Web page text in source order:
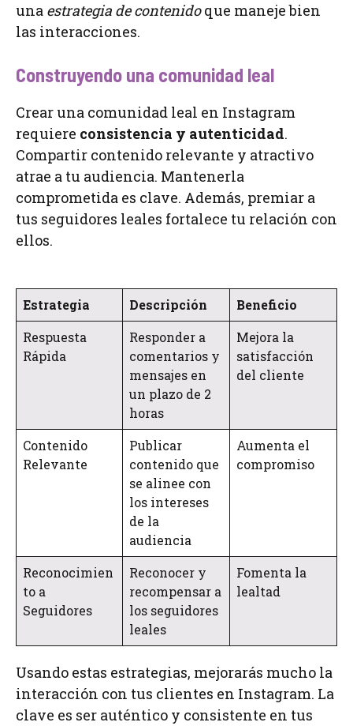
una estrategia de contenidoque maneje bien
las interacciones.
Construyendo una comunidad leal
Crear una comunidad leal en Instagram
requiere consistencia y autenticidad.
Compartir contenido relevante y atractivo
atrae a tu audiencia. Mantenerla
comprometida es clave. Además, premiar a
tus seguidores leales fortalece tu relación con
ellos.
Estrategia Descripción
Beneficio
Respuesta
Rápida
Responder a
comentarios y
mensajes en
un plazo de 2
horas
Mejora la
satisfacción
del cliente
Contenido
Relevante
Publicar
contenido que
se alinee con
los intereses
de la
audiencia
Aumenta el
compromiso
Reconocimien
to a
Seguidores
Reconocer y
recompensar a
los seguidores
leales
Fomenta la
lealtad
Usando estas estrategias, mejorarás mucho la
interacción con tus clientes en Instagram. La
clave es ser auténtico y consistente en tus